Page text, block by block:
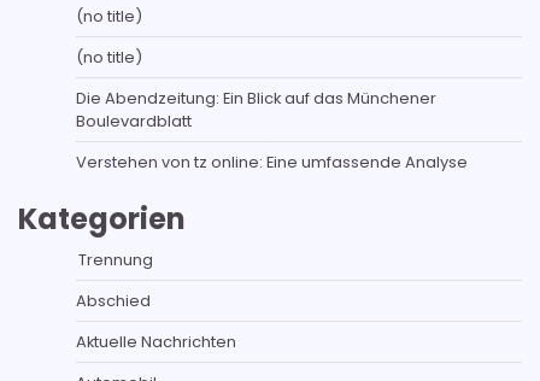
(no title)
(no title)
Die Abendzeitung: Ein Blick auf das Münchener
Boulevardblatt
Verstehen von tz online: Eine umfassende Analyse
Kategorien
Trennung
Abschied
Aktuelle Nachrichten